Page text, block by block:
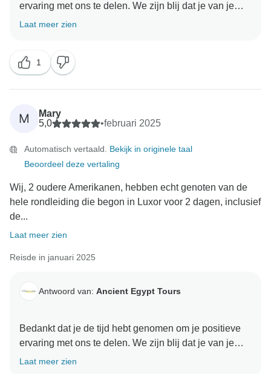
ervaring met ons te delen. We zijn blij dat je van je
avontuur hebt genoten. Je feedback heeft onze dag
je hier binnenkort weer te mogen verwelkomen
Oude Egypte Tours Team
Laat meer zien
1
M
Mary
5,0
•februari 2025
Automatisch vertaald. Bekijk in originele taal
Beoordeel deze vertaling
Wij, 2 oudere Amerikanen, hebben echt genoten van de
hele rondleiding die begon in Luxor voor 2 dagen, inclusief
de...
Laat meer zien
Reisde in januari 2025
Antwoord van: Ancient Egypt Tours
Bedankt dat je de tijd hebt genomen om je positieve
ervaring met ons te delen. We zijn blij dat je van je
avontuur hebt genoten. Je feedback heeft onze dag
Laat meer zien